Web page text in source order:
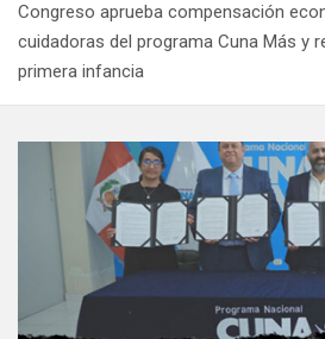
Congreso aprueba compensación
cuidadoras del programa Cuna Más y
primera infancia